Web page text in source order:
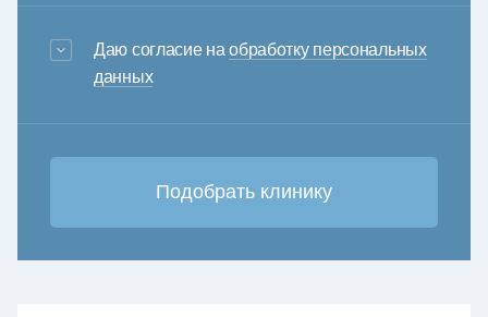
3+6=
Даю согласие наобработку персональных
данных